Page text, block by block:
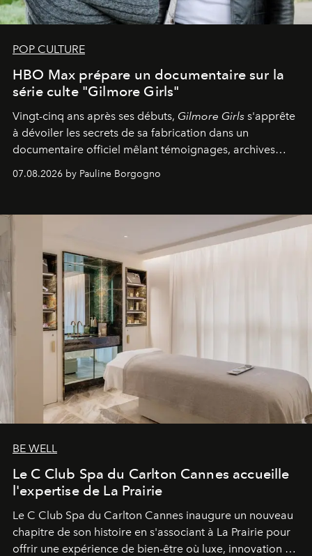
POP CULTURE
HBO Max prépare un documentaire sur la
série culte "Gilmore Girls"
Vingt-cinq ans après ses débuts, Gilmore Girls s'apprête
à dévoiler les secrets de sa fabrication dans un
documentaire officiel mêlant témoignages, archives
générationnel.
07.08.2026 by Pauline Borgogno
BE WELL
Le C Club Spa du Carlton Cannes accueille
l'expertise de La Prairie
Le C Club Spa du Carlton Cannes inaugure un nouveau
chapitre de son histoire en s'associant à La Prairie pour
offrir une expérience de bien-être où luxe, innovation et